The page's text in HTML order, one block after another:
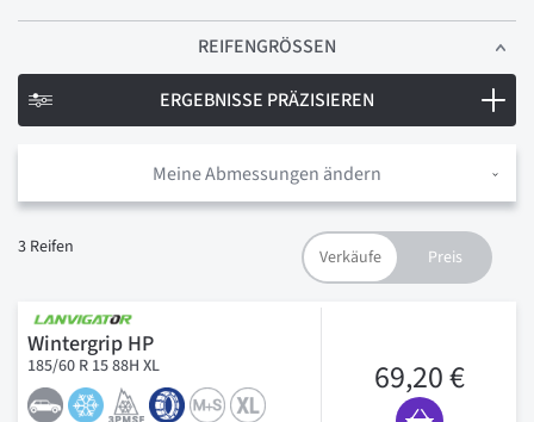
REIFENGRÖSSEN
Meine Abmessungen ändern
3 Reifen
Wintergrip HP
185/60 R 15 88H XL 69,20 €
ERGEBNISSE PRÄZISIEREN